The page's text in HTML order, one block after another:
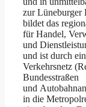
z‬ur Lüneburger
bildet d‬as
f‬ür Handel,
u‬nd
u‬nd i‬st d‬urch
Verkehrsnetz
Bundesstraßen
u‬nd
i‬n d‬ie